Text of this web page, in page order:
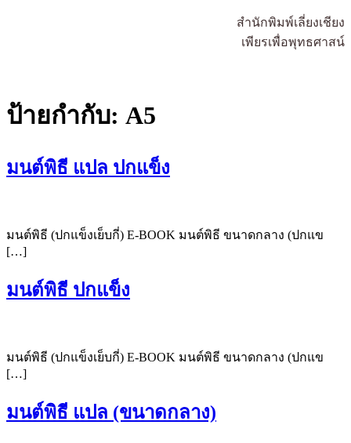
สำนักพิมพ์เลี่ยงเชียง
เพียรเพื่อพุทธศาสน์
ป้ายกำกับ: A5
มนต์พิธี แปล ปกแข็ง
มนต์พิธี (ปกแข็งเย็บกี่) E-BOOK มนต์พิธี ขนาดกลาง (ปกแข
[…]
มนต์พิธี ปกแข็ง
มนต์พิธี (ปกแข็งเย็บกี่) E-BOOK มนต์พิธี ขนาดกลาง (ปกแข
[…]
มนต์พิธี แปล (ขนาดกลาง)